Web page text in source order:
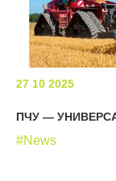
27 10 2025
ПЧУ —
#News